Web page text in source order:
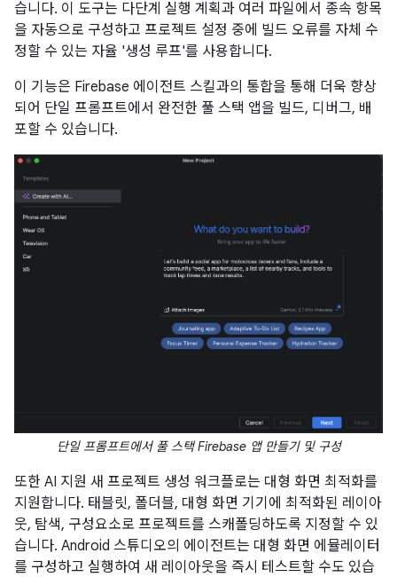
습니다. 이 도구는 다단계 실행 계획과 여러 파일에서 종속 항목
을 자동으로 구성하고 프로젝트 설정 중에 빌드 오류를 자체 수
정할 수 있는 자율 '생성 루프'를 사용합니다.
이 기능은 Firebase 에이전트 스킬과의 통합을 통해 더욱 향상
되어 단일 프롬프트에서 완전한 풀 스택 앱을 빌드, 디버그, 배
포할 수 있습니다.
단일 프롬프트에서 풀 스택 Firebase 앱 만들기 및 구성
또한 AI 지원 새 프로젝트 생성 워크플로는 대형 화면 최적화를
지원합니다. 태블릿, 폴더블, 대형 화면 기기에 최적화된 레이아
웃, 탐색, 구성요소로 프로젝트를 스캐폴딩하도록 지정할 수 있
습니다. Android 스튜디오의 에이전트는 대형 화면 에뮬레이터
를 구성하고 실행하여 새 레이아웃을 즉시 테스트할 수도 있습